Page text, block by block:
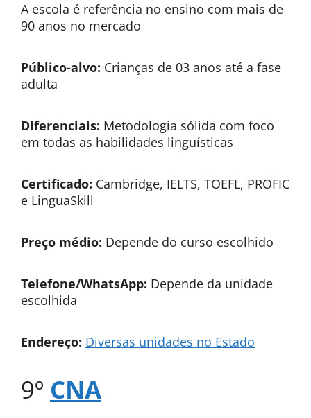
A escola é referência no ensino com mais de
90 anos no mercado
Público-alvo: Crianças de 03 anos até a fase
adulta
Diferenciais: Metodologia sólida com foco
em todas as habilidades linguísticas
Certificado: Cambridge, IELTS, TOEFL, PROFIC
e LinguaSkill
Preço médio: Depende do curso escolhido
Telefone/WhatsApp: Depende da unidade
escolhida
Endereço: Diversas unidades no Estado
9º CNA